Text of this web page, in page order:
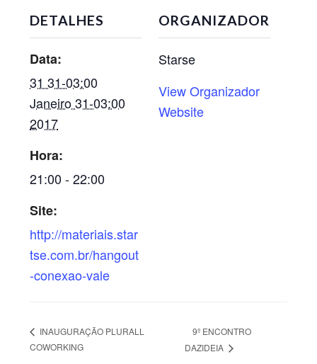
DETALHES
Data:
31 31-03:00
Janeiro 31-03:00
2017
Hora:
21:00 - 22:00
Site:
http://materiais.star
tse.com.br/hangout
-conexao-vale
ORGANIZADOR
Starse
View Organizador
Website
INAUGURAÇÃO PLURALL
COWORKING
9º ENCONTRO
DAZIDEIA